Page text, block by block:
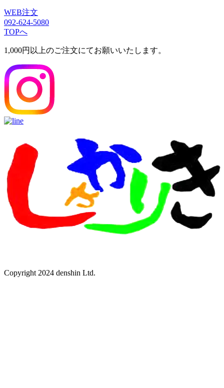
WEB注文
092-624-5080
TOPへ
1,000円以上のご注文にてお願いいたします。
Copyright 2024 denshin Ltd.